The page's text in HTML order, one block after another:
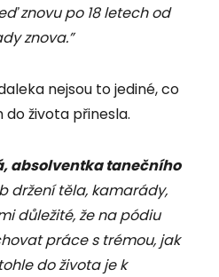
znovu po 18 letech od
znova.”
nejsou to jediné, co
života přinesla.
absolventka tanečního
držení těla, kamarády,
důležité, že na pódiu
práce s trémou, jak
do života je k